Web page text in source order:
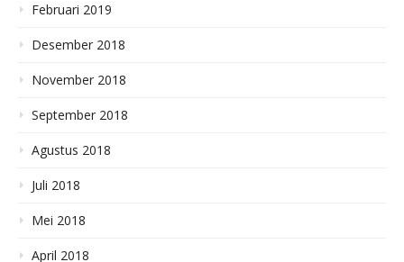
Februari 2019
Desember 2018
November 2018
September 2018
Agustus 2018
Juli 2018
Mei 2018
April 2018